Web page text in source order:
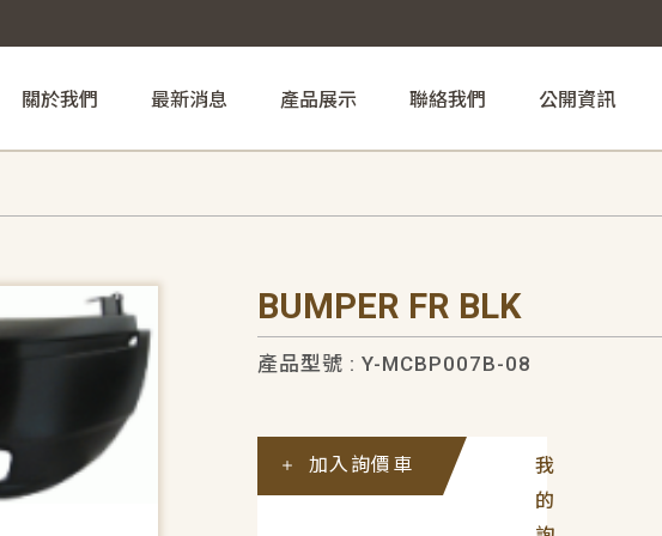
關於我們 最新消息 產品展示 聯絡我們 公開資訊
BUMPER FR BLK
產品型號 : Y-MCBP007B-08
我
的
加入詢價車